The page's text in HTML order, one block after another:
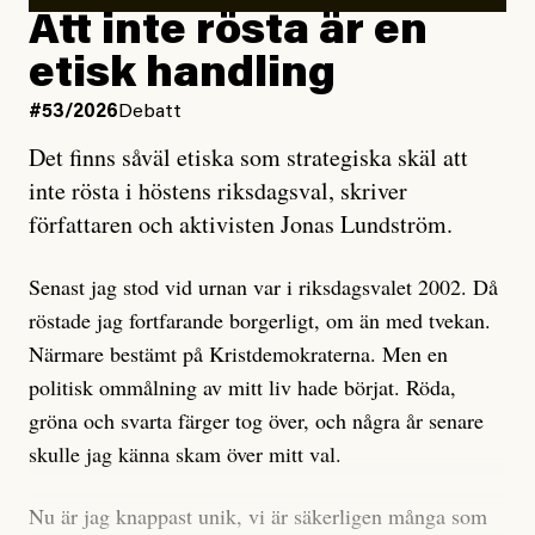
rörelsen. Eller så har en inga bevis, bara misstankar,
och då ska en efterforska diskret, just för att inte skapa
oro inom rörelsen.
Artikeln undersöker inte, som ETC påstår, ”vad som
är sant, vad som är rykten”, utan den bidrar bara till
ännu mer ryktesspridning. Det finns inte ett enda bevis
misstänkta personen är en infiltratör. Det som läsaren
får veta är att personen har ändrat sina politiska åsikter
under åren, att den har raderat tidigare innehåll på sina
sociala medier, att artikelns författare inte förstår sig
på personens ekonomi och att det tydligen finns
anonyma röster inom rörelsen som säger saker som
anses vara anledningar att titta närmare på personen,
Att inte rösta är en
etisk handling
#53/2026 Debatt
Det finns såväl etiska som strategiska skäl att
inte rösta i höstens riksdagsval, skriver
författaren och aktivisten Jonas Lundström.
Senast jag stod vid urnan var i riksdagsvalet 2002. Då
röstade jag fortfarande borgerligt, om än med tvekan.
Närmare bestämt på Kristdemokraterna. Men en
politisk ommålning av mitt liv hade börjat. Röda,
gröna och svarta färger tog över, och några år senare
skulle jag känna skam över mitt val.
Nu är jag knappast unik, vi är säkerligen många som